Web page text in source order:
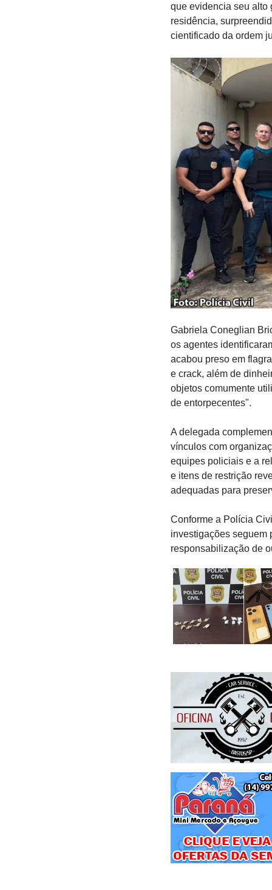
que evidencia seu alto
residência,
cientificado da ordem
Gabriela Coneglian
os agentes
acabou preso em
e crack, além de
objetos comumente
de entorpecentes".
A delegada
vínculos com
equipes policiais e a
e itens de restrição
adequadas para
Conforme a Polícia
investigações seguem
responsabilização de